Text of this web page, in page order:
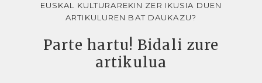
EUSKAL KULTURAREKIN ZER IKUSIA DUEN
ARTIKULUREN BAT DAUKAZU?
Parte hartu! Bidali zure
artikulua